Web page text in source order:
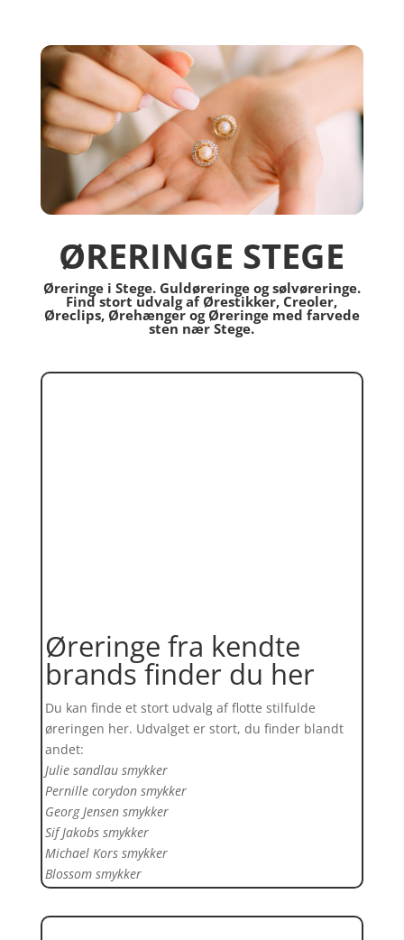
ØRERINGE STEGE
Øreringe i Stege. Guldøreringe og sølvøreringe.
Find stort udvalg af Ørestikker, Creoler,
Øreclips, Ørehænger og Øreringe med farvede
sten nær Stege.
Øreringe fra kendte
brands finder du her
Du kan finde et stort udvalg af flotte stilfulde
øreringen her. Udvalget er stort, du finder blandt
andet:
Julie sandlau smykker
Pernille corydon smykker
Georg Jensen smykker
Sif Jakobs smykker
Michael Kors smykker
Blossom smykker